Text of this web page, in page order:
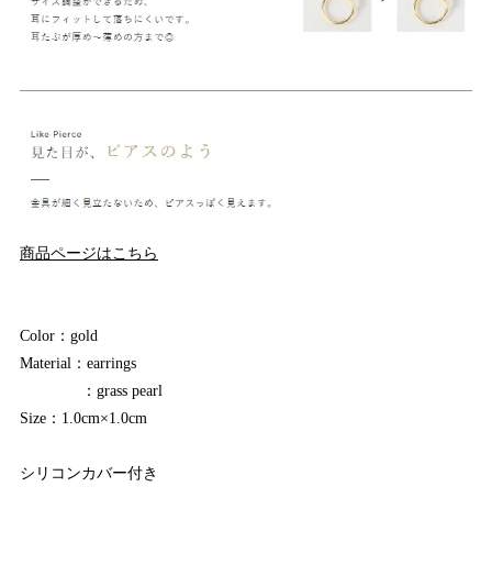
商品ページはこちら
Color：gold
Material：earrings
：grass pearl
Size：1.0cm×1.0cm
シリコンカバー付き